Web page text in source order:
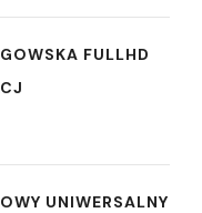
FULLHD
UNIWERSALNY